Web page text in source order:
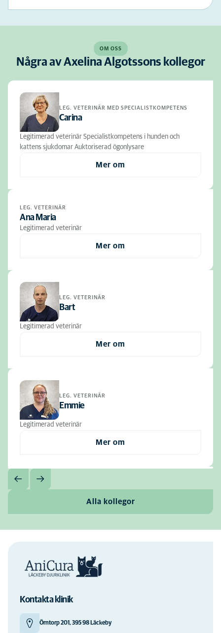
OM OSS
Några av Axelina Algotssons kollegor
LEG. VETERINÄR MED SPECIALISTKOMPETENS
Carina
Legitimerad veterinär Specialistkompetens i hunden och
kattens sjukdomar Auktoriserad ögonlysare
Mer om
LEG. VETERINÄR
Ana Maria
Legitimerad veterinär
Mer om
LEG. VETERINÄR
Bart
Legitimerad veterinär
Mer om
LEG. VETERINÄR
Emmie
Legitimerad veterinär
Mer om
Alla kollegor
Kontakta klinik
Örntorp 201, 395 98 Läckeby